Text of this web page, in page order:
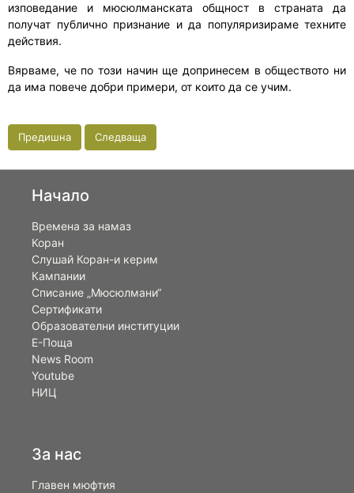
изповедание и мюсюлманската общност в страната да
получат публично признание и да популяризираме техните
действия.
Вярваме, че по този начин ще допринесем в обществото ни
да има повече добри примери, от които да се учим.
Предишна Следваща
Начало
Времена за намаз
Коран
Слушай Коран-и керим
Кампании
Списание „Мюсюлмани“
Сертификати
Образователни институции
Е-Поща
News Room
Youtube
НИЦ
За нас
Главен мюфтия